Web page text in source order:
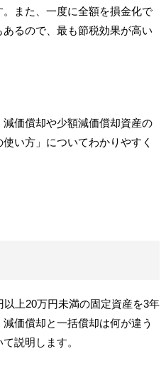
また、一度に全額を損金化で
るので、最も節税効果が高い
価償却や少額減価償却資産の
い方」についてわかりやすく
上20万円未満の固定資産を3年
価償却と一括償却は何が違う
説明します。